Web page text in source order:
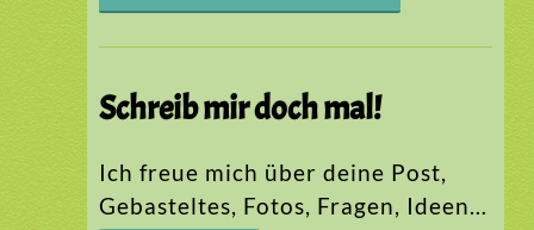
Schreib mir doch mal!
Ich freue mich über deine Post,
Gebasteltes, Fotos, Fragen, Ideen…